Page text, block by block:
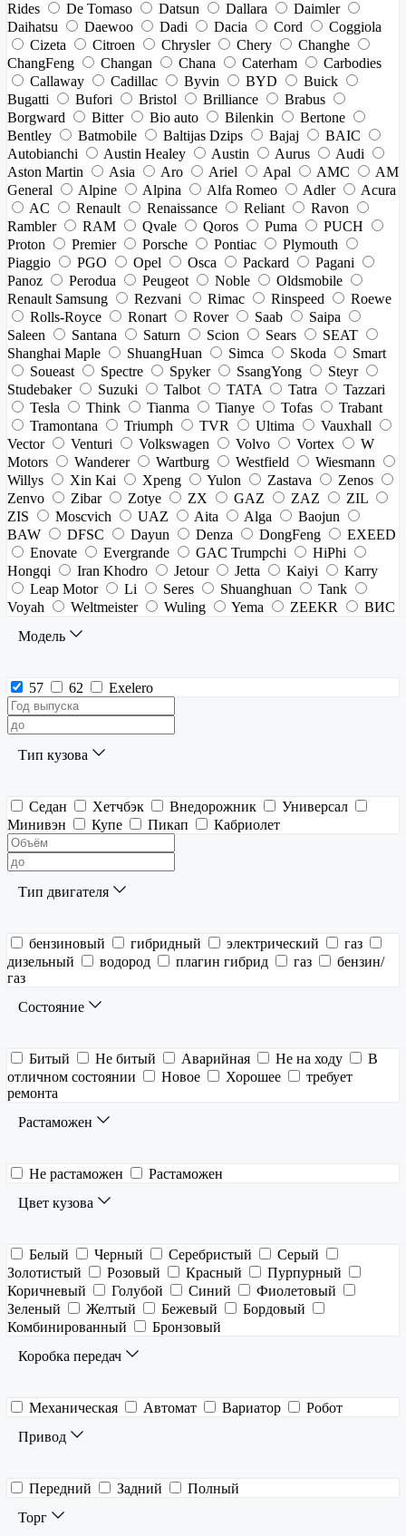
Rides
De Tomaso Datsun Dallara
Daimler
Daihatsu
Daewoo Dadi Dacia Cord
Coggiola
Cizeta
Citroen Chrysler Chery
Changhe
ChangFeng
Changan Chana Caterham
Carbodies
Callaway
Cadillac Byvin BYD
Buick
Bugatti
Bufori Bristol Brilliance
Brabus
Borgward
Bitter Bio auto Bilenkin
Bertone
Bentley
Batmobile Baltijas Dzips Bajaj
BAIC
Autobianchi
Austin Healey Austin Aurus
Audi
Aston Martin
Asia Aro Ariel Apal AMC
AM
General
Alpine Alpina Alfa Romeo Adler
Acura
AC
Renault Renaissance Reliant
Ravon
Rambler
RAM Qvale Qoros Puma
PUCH
Proton
Premier Porsche Pontiac
Plymouth
Piaggio
PGO Opel Osca Packard
Pagani
Panoz
Perodua Peugeot Noble
Oldsmobile
Renault Samsung
Rezvani Rimac Rinspeed
Roewe
Rolls-Royce
Ronart Rover Saab
Saipa
Saleen
Santana Saturn Scion Sears
SEAT
Shanghai Maple
ShuangHuan Simca Skoda
Smart
Soueast
Spectre Spyker SsangYong
Steyr
Studebaker
Suzuki Talbot TATA Tatra
Tazzari
Tesla
Think Tianma Tianye Tofas
Trabant
Tramontana
Triumph TVR Ultima
Vauxhall
Vector
Venturi Volkswagen Volvo Vortex
W
Motors
Wanderer Wartburg Westfield
Wiesmann
Willys
Xin Kai Xpeng Yulon Zastava
Zenos
Zenvo
Zibar Zotye ZX GAZ ZAZ
ZIL
ZIS
Moscvich UAZ Aita Alga
Baojun
BAW
DFSC Dayun Denza DongFeng
EXEED
Enovate
Evergrande GAC Trumpchi
HiPhi
Hongqi
Iran Khodro Jetour Jetta Kaiyi
Karry
Leap Motor
Li Seres Shuanghuan
Tank
Voyah
Weltmeister Wuling Yema ZEEKR
ВИС
Модель
57 62 Exelero
Тип кузова
Седан Хетчбэк Внедорожник
Универсал
Минивэн
Купе Пикап Кабриолет
Тип двигателя
бензиновый гибридный электрический
газ
дизельный
водород плагин гибрид газ
бензин/
газ
Состояние
Битый Не битый Аварийная Не на ходу
В
отличном состоянии
Новое Хорошее
требует
ремонта
Растаможен
Не растаможен
Растаможен
Цвет кузова
Белый Черный Серебристый
Серый
Золотистый
Розовый Красный
Пурпурный
Коричневый
Голубой Синий
Фиолетовый
Зеленый
Желтый Бежевый
Бордовый
Комбинированный
Бронзовый
Коробка передач
Механическая Автомат Вариатор
Робот
Привод
Передний Задний
Полный
Торг